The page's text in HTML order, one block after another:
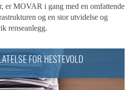
er MOVAR i gang med en omfattende
og en stor utvidelse og
renseanlegg.
FOR HESTEVOLD